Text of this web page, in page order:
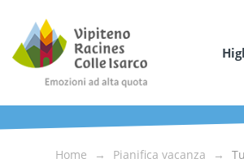
Home Pianifica vacanza